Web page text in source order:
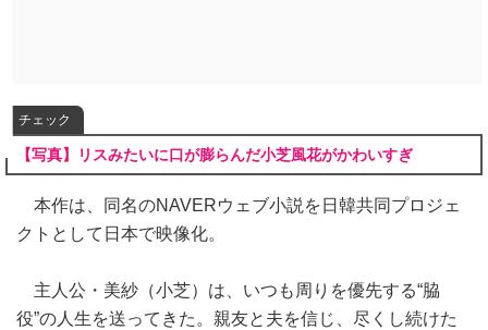
チェック
【写真】リスみたいに口が膨らんだ小芝風花がかわいすぎ
本作は、同名のNAVERウェブ小説を日韓共同プロジェ
クトとして日本で映像化。
主人公・美紗（小芝）は、いつも周りを優先する“脇
役”の人生を送ってきた。親友と夫を信じ、尽くし続けた